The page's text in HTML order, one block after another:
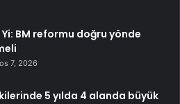
BM reformu doğru yönde
7, 2026
5 yılda 4 alanda büyük